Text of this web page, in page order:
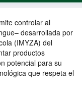
controlar al
desarrollada por
(IMYZA) del
productos
potencial para su
que respeta el